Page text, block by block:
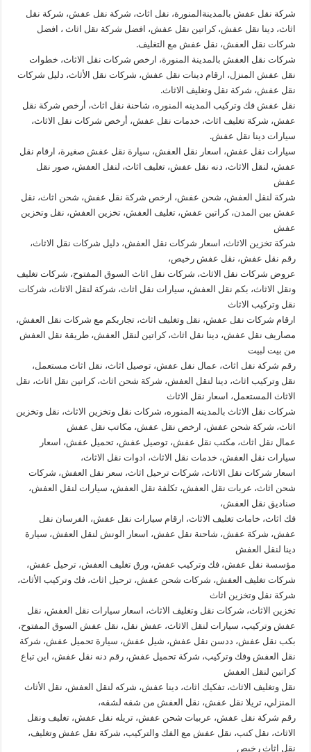
شركة نقل عفش بالمدينةالمنورة، نقل اثاث، شركة نقل عفش، شركة نقل
اثاث، دينا نقل عفش، كراتين نقل عفش، افضل شركة نقل اثاث ، افضل
شركات نقل العفش، نقل عفش مع التغليف.
شركات نقل العفش بالمدينة المنورة، ارخص شركات نقل الاثاث، خطوات
نقل عفش المنزل، ارقام دينات نقل عفش، شركات نقل الأثاث، دليل شركات
نقل عفش، شركة نقل وتغليف الاثاث.
نقل عفش فك وتركيب المدينه المنوره، شاحنة نقل اثاث، أرخص شركة نقل
عفش، شركة تغليف اثاث، خدمات نقل عفش، أرخص شركات نقل الاثاث،
سيارات دينا نقل عفش.
سيارات نقل عفش، اسعار نقل العفش، سيارة نقل عفش صغيرة، ارقام نقل
عفش، لنقل الاثاث، دنه نقل عفش، تغليف اثاث، لنقل العفش، صور نقل
عفش
شركة لنقل العفش، شحن عفش، ارخص شركة نقل عفش، شحن اثاث، نقل
عفش بين المدن، كراتين عفش، تغليف العفش، تخزين العفش، نقل وتخزين
عفش
شركة تخزين الاثاث، اسعار شركات نقل العفش، دليل شركات نقل الاثاث،
رقم نقل عفش، نقل عفش رخيص،
عروض شركات نقل الاثاث، شركات نقل اثاث السوق المفتوح، شركات تغليف
ونقل الاثاث، بكم نقل العفش، سيارات نقل اثاث، شركة لنقل الاثاث، شركات
نقل وتركيب الاثاث
ارقام شركات نقل عفش، نقل وتغليف اثاث، تجاربكم مع شركات نقل العفش،
مصاريف نقل عفش، دينا نقل اثاث، كراتين لنقل العفش، طريقة نقل العفش
من بيت لبيت
رقم شركة نقل اثاث، عمال نقل عفش، توصيل اثاث، نقل اثاث مستعمل،
نقل وتركيب اثاث، دينا لنقل العفش، شركة شحن اثاث، كراتين نقل اثاث، نقل
الاثاث المستعمل، اسعار نقل الاثاث
شركات نقل الاثاث بالمدينه المنوره، شركات نقل وتخزين الاثاث، نقل وتخزين
اثاث، شركة شحن عفش، ارخص نقل عفش، مكاتب نقل عفش
عمال نقل اثاث، مكتب نقل عفش، توصيل عفش، تحميل عفش، اسعار
سيارات نقل العفش، خدمات نقل الاثاث، ادوات نقل الاثاث،
اسعار شركات نقل الاثاث، شركات ترحيل اثاث، سعر نقل العفش، شركات
شحن اثاث، عربات نقل العفش، تكلفة نقل العفش، سيارات لنقل العفش،
صناديق نقل العفش،
فك اثاث، خامات تغليف الاثاث، ارقام سيارات نقل عفش، الفرسان نقل
عفش، شركة عفش، شاحنة نقل عفش، اسعار الونش لنقل العفش، سيارة
دينا لنقل العفش
مؤسسة نقل عفش، فك وتركيب عفش، ورق تغليف العفش، ترحيل عفش،
شركات تغليف العفش، شركات شحن عفش، ترحيل اثاث، فك وتركيب الأثاث،
شركة نقل وتخزين اثاث
تخزين الاثاث، شركات نقل وتغليف الاثاث، اسعار سيارات نقل العفش، نقل
عفش وتركيب، سيارات لنقل الاثاث، عفش نقل، نقل عفش السوق المفتوح،
بكب نقل عفش، ددسن نقل عفش، شيل عفش، سيارة تحميل عفش، شركة
نقل العفش وفك وتركيب، شركة تحميل عفش، رقم دنه نقل عفش، اين تباع
كراتين لنقل العفش
نقل وتغليف الاثاث، تفكيك اثاث، دينا عفش، شركه لنقل العفش، نقل الأثاث
المنزلي، تريلا نقل عفش، نقل العفش من شقه لشقه،
رقم شركة نقل عفش، عربيات شحن عفش، تريله نقل عفش، تغليف ونقل
الاثاث، نقل كنب، نقل عفش مع الفك والتركيب، شركة نقل عفش وتغليف،
نقل اثاث رخيص